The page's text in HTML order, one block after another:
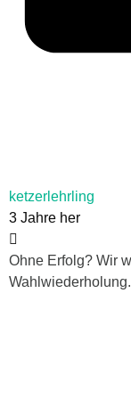
ketzerlehrling
3 Jahre her
Ohne Erfolg? Wir
Wahlwiederholung.